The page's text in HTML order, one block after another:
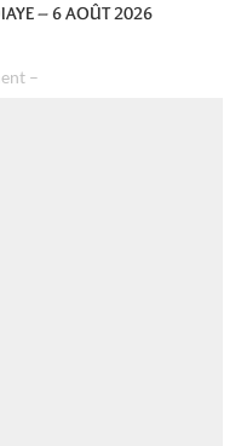
– 6 AOÛT 2026
–